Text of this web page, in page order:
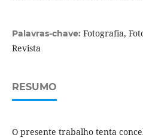
Palavras-chave: Fotografia,
Revista
RESUMO
O presente trabalho tenta